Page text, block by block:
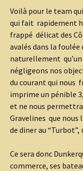
Voilà pour le team
qui fait rapidement
frappé délicat des
avalés dans la
naturellement qu’un
négligeons nos
du courant qui nous
imprime un pénible
et ne nous permettra
Gravelines que nous
de diner au “Turbot”,
Ce sera donc
commerce, ses